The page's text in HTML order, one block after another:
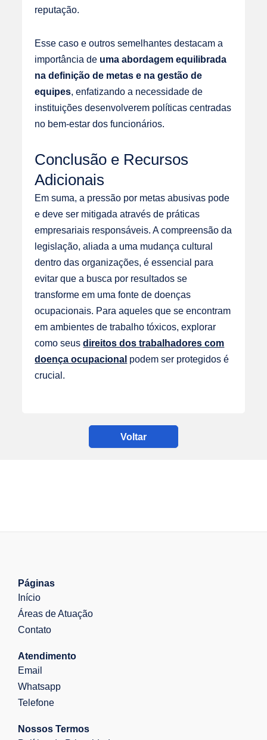
reputação.
Esse caso e outros semelhantes destacam a
importância de uma abordagem equilibrada
na definição de metas e na gestão de
equipes, enfatizando a necessidade de
instituições desenvolverem políticas centradas
no bem-estar dos funcionários.
Conclusão e Recursos
Adicionais
Em suma, a pressão por metas abusivas pode
e deve ser mitigada através de práticas
empresariais responsáveis. A compreensão da
legislação, aliada a uma mudança cultural
dentro das organizações, é essencial para
evitar que a busca por resultados se
transforme em uma fonte de doenças
ocupacionais. Para aqueles que se encontram
em ambientes de trabalho tóxicos, explorar
como seusdireitos dos trabalhadores com
doença ocupacional podem ser protegidos é
crucial.
Voltar
Páginas
Início
Áreas de Atuação
Contato
Atendimento
Email
Whatsapp
Telefone
Nossos Termos